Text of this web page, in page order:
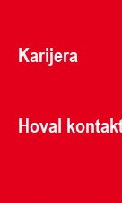
Karijera
Hoval